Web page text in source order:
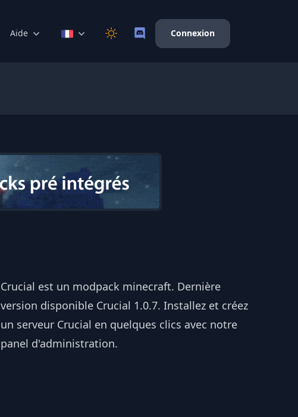
Aide Connexion
Crucial est un modpack minecraft. Dernière
version disponible Crucial 1.0.7. Installez et créez
un serveur Crucial en quelques clics avec notre
panel d'administration.